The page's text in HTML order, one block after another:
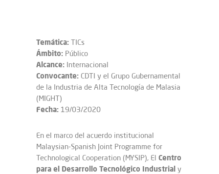
Temática: TICs
Ámbito: Público
Alcance: Internacional
Convocante: CDTI y el Grupo Gubernamental
de la Industria de Alta Tecnología de Malasia
(MIGHT)
Fecha: 19/03/2020
En el marco del acuerdo institucional
Malaysian-Spanish Joint Programme for
Technological Cooperation (MYSIP), El Centro
para el Desarrollo Tecnológico Industrial y